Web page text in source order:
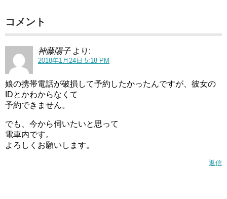
コメント
神藤陽子 より:
2018年1月24日 5:18 PM
娘の携帯電話が破損して予約したかったんですが、彼女の
IDとかわからなくて
予約できません。
でも、今から伺いたいと思って
電車内です。
よろしくお願いします。
返信